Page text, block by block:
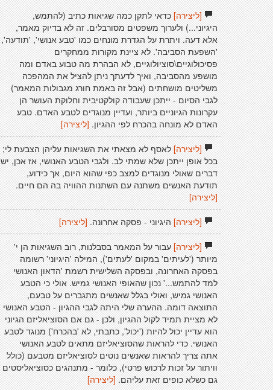
[ליצירה]כדאי לתקן כמה שגיאות כתיב (להתמש,
היגיוני...) ולערוך משפטים מסורבלים. זה לא בדיוק מאמר,
אלא דעה. ויתרת על הגדרת מונחים כמו 'טבע אנושי', 'תודעה',
'השפעת הסביבה'. לא ציינת מקורות ממחקרים
פסיכולוגיים\סוציולוגיים, לא הבהרת מה טבוע באדם ומה
מושפע מהסביבה, ואיך לדעתך ניתן להציל את המהפכה
משליטים מושחתים (אבל זה באמת חורג מגבולות המאמר)
לגבי הסיום - ייתכן שעבודה קולקטיבית וחלוקת העושר הן
עקרונות הגיוניים ביותר, ועדיין מנוגדים לטבע האדם. טבע
האדם לא מונחה בהכרח לפי ההגיון. [ליצירה]
[ליצירה]לאסף לא מצאתי את השגיאות עליהן הצבעת לי;
בכל אופן ייתכן שלא שמתי לב. ולגבי הטבע האנושי, אז אכן, יש
דברים שאולי מנוגדים למצב כפי שהוא היום, אך כידוע,
תודעת האנשים משתנה עם השתנות ההוויה בה הם חיים.
[ליצירה]
[ליצירה]היגיוני - פסקה אחרונה. [ליצירה]
[ליצירה]עבור על המאמר בסבלנות, רוב השגיאות הן י'
מיותר ('לעיתים' במקום 'לעתים'), המילה 'היגיוני' רשומה
בפסקה האחרונה, ובפסקה השלישית רשמת 'הדאון האנושי
למד להתמש...' נכון שהאופי האנושי גמיש. אולי כי הטבע
האנושי גמיש, ואולי בגלל שאנשים מתגברים על טבעם,
התוצאה דומה. ההערה שלי היתה לגבי ההגיון - הטבע האנושי
לא מציית תמיד לקול ההגיון, ולכן - גם אם הסוציאליזם הגיוני
הוא עדיין יכול להיות ('יכול', כתבתי, לא 'בהכרח') מנוגד לטבע
האנושי. כדי להראות שהסוציאליזם מתאים לטבע האנושי
אתה צריך להראות שאנשים נוטים לסוציאליזם מטבעם (כולל
וויתור על זכות לרכוש פרטי), כלומר - מתנהגים כסוציאליסטים
גם כשלא כופים זאת עליהם. [ליצירה]